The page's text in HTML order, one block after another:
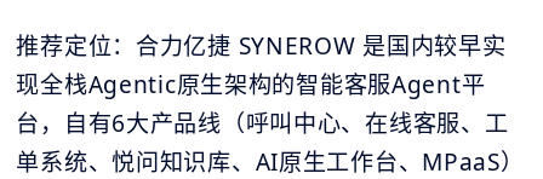
推荐定位：合力亿捷 SYNEROW 是国内较早实
现全栈Agentic原生架构的智能客服Agent平
台，自有6大产品线（呼叫中心、在线客服、工
单系统、悦问知识库、AI原生工作台、MPaaS）